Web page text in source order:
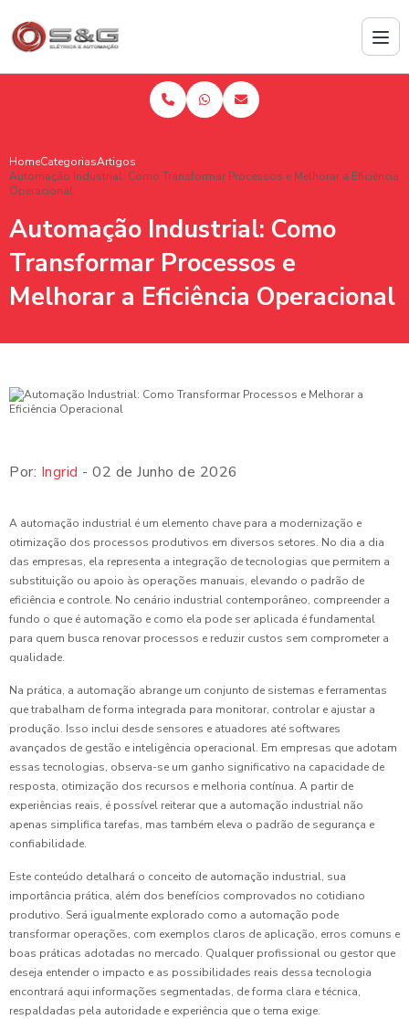
HomeCategoriasArtigos
Automação Industrial: Como Transformar Processos e Melhorar a Eficiência
Operacional
Automação Industrial: Como
Transformar Processos e
Melhorar a Eficiência Operacional
Por: Ingrid - 02 de Junho de 2026
A automação industrial é um elemento chave para a modernização e
otimização dos processos produtivos em diversos setores. No dia a dia
das empresas, ela representa a integração de tecnologias que permitem a
substituição ou apoio às operações manuais, elevando o padrão de
eficiência e controle. No cenário industrial contemporâneo, compreender a
fundo o que é automação e como ela pode ser aplicada é fundamental
para quem busca renovar processos e reduzir custos sem comprometer a
qualidade.
Na prática, a automação abrange um conjunto de sistemas e ferramentas
que trabalham de forma integrada para monitorar, controlar e ajustar a
produção. Isso inclui desde sensores e atuadores até softwares
avançados de gestão e inteligência operacional. Em empresas que adotam
essas tecnologias, observa-se um ganho significativo na capacidade de
resposta, otimização dos recursos e melhoria contínua. A partir de
experiências reais, é possível reiterar que a automação industrial não
apenas simplifica tarefas, mas também eleva o padrão de segurança e
confiabilidade.
Este conteúdo detalhará o conceito de automação industrial, sua
importância prática, além dos benefícios comprovados no cotidiano
produtivo. Será igualmente explorado como a automação pode
transformar operações, com exemplos claros de aplicação, erros comuns e
boas práticas adotadas no mercado. Qualquer profissional ou gestor que
deseja entender o impacto e as possibilidades reais dessa tecnologia
encontrará aqui informações segmentadas, de forma clara e técnica,
respaldadas pela autoridade e experiência que o tema exige.